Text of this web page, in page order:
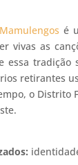
é
vivas as
essa tradição
retirantes
o Distrito